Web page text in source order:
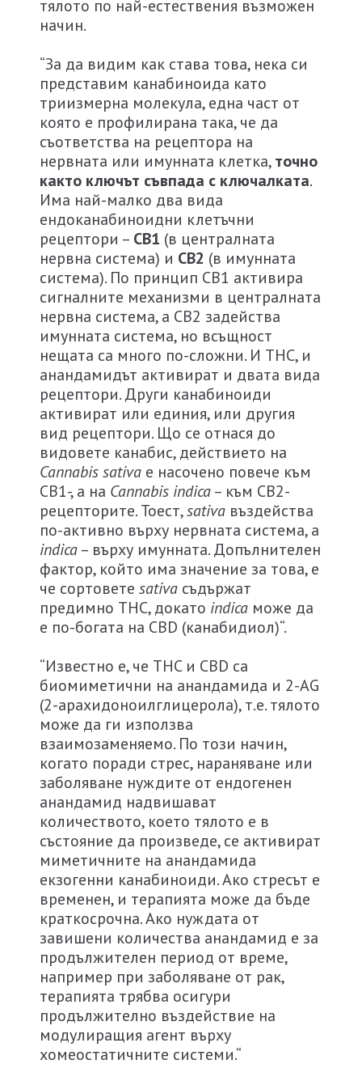
тялото по най-естествения възможен
начин.
“За да видим как става това, нека си
представим канабиноида като
триизмерна молекула, една част от
която е профилирана така, че да
съответства на рецептора на
нервната или имунната клетка,точно
както ключът съвпада с ключалката.
Има най-малко два вида
ендоканабиноидни клетъчни
рецептори – СВ1 (в централната
нервна система) и СВ2 (в имунната
система). По принцип СВ1 активира
сигналните механизми в централната
нервна система, а СВ2 задейства
имунната система, но всъщност
нещата са много по-сложни. И THC, и
анандамидът активират и двата вида
рецептори. Други канабиноиди
активират или единия, или другия
вид рецептори. Що се отнася до
видовете канабис, действието на
Cannabis sativa е насочено повече към
CB1-, а на Cannabis indica– към CB2-
рецепторите. Тоест,sativa въздейства
по-активно върху нервната система, а
indica– върху имунната. Допълнителен
фактор, който има значение за това, е
че сортоветеsativa съдържат
предимно THC, докато indica може да
е по-богата на CBD (канабидиол)“.
“Известно е, че THC и CBD са
биомиметични на анандамида и 2-AG
(2-арахидоноилглицерола), т.е. тялото
може да ги използва
взаимозаменяемо. По този начин,
когато поради стрес, нараняване или
заболяване нуждите от ендогенeн
анандамид надвишават
количеството, което тялото е в
състояние да произведе, се активират
миметичните на анандамида
екзогенни канабиноиди. Ако стресът е
временен, и терапията може да бъде
краткосрочна. Ако нуждата от
завишени количества анандамид е за
продължителен период от време,
например при заболяване от рак,
терапията трябва осигури
продължително въздействие на
модулиращия агент върху
хомеостатичните системи.“